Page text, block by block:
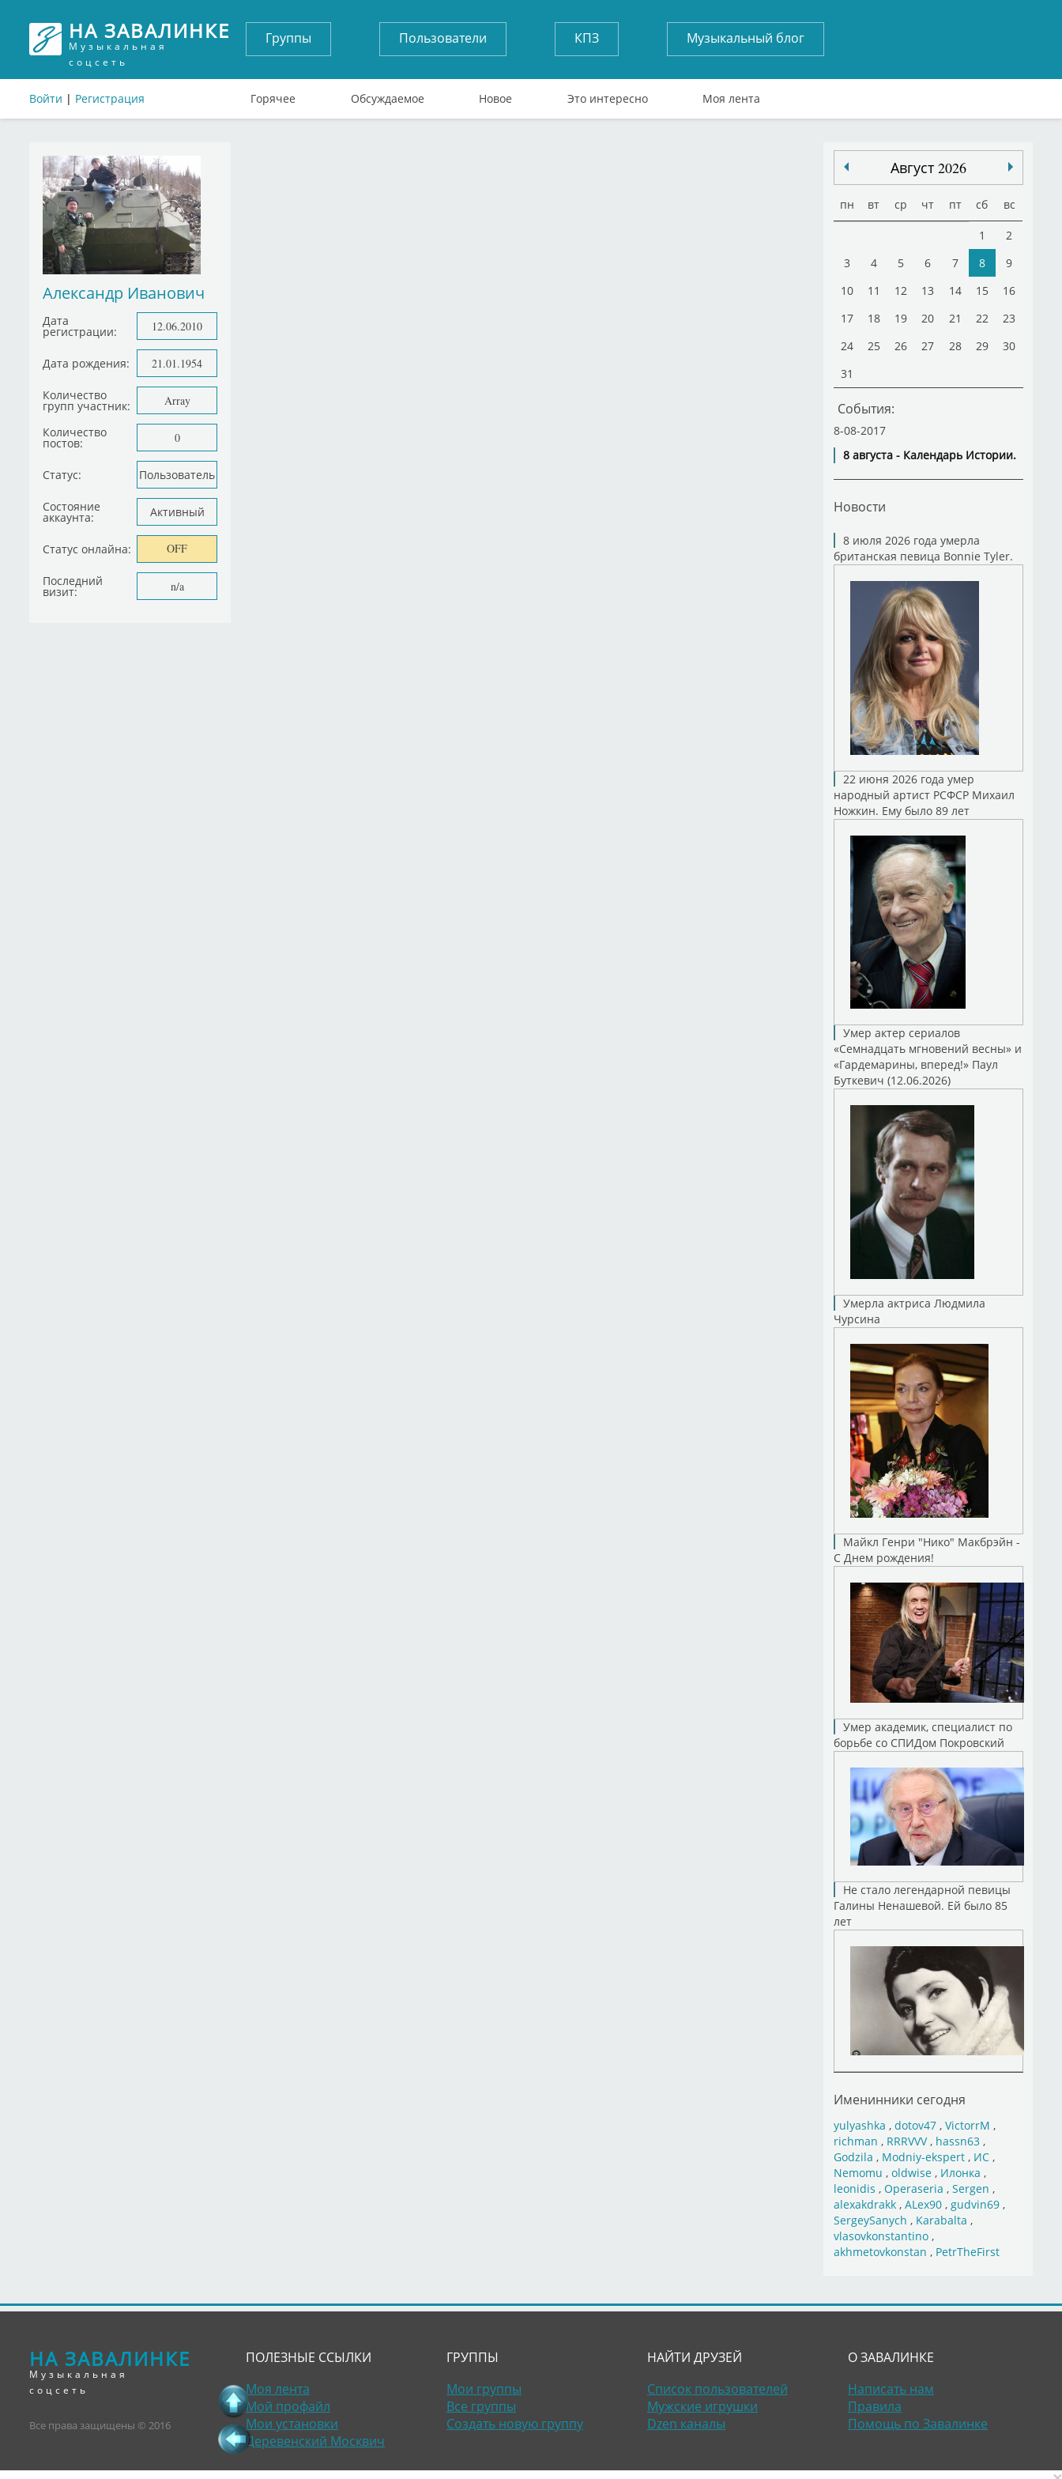
НА ЗАВАЛИНКЕ
Музыкальная
соцсеть
Войти | Регистрация
Группы Пользователи КПЗ Музыкальный блог
Горячее Обсуждаемое Новое Это интересно Моя лента
Александр Иванович
Дата
регистрации: 12.06.2010
Дата рождения: 21.01.1954
Количество
групп участник: Array
Количество
постов: 0
Статус: Пользователь
Состояние
аккаунта: Активный
Статус онлайна: OFF
Последний
визит: n/a
Август 2026
пн вт ср чт пт сб вс
1
2
3
4 5 6 7 8
9
10
11 12 13 14 15
16
17
18 19 20 21 22
23
24
25 26 27 28 29
30
31
События:
8-08-2017
8 августа - Календарь Истории.
Новости
8 июля 2026 года умерла
британская певица Bonnie Tyler.
22 июня 2026 года умер
народный артист РСФСР Михаил
Ножкин. Ему было 89 лет
Умер актер сериалов
«Семнадцать мгновений весны» и
«Гардемарины, вперед!» Паул
Буткевич (12.06.2026)
Умерла актриса Людмила
Чурсина
Майкл Генри "Нико" Макбрэйн -
С Днем рождения!
Умер академик, специалист по
борьбе со СПИДом Покровский
Не стало легендарной певицы
Галины Ненашевой. Ей было 85
лет
Именинники сегодня
yulyashka , dotov47, VictorrM ,
richman , RRRVVV, hassn63,
Godzila , Modniy-ekspert, ИС,
Nemomu , oldwise, Илонка ,
leonidis , Operaseria , Sergen ,
alexakdrakk, ALex90, gudvin69,
SergeySanych , Karabalta ,
vlasovkonstantino,
akhmetovkonstan , PetrTheFirst
НА ЗАВАЛИНКЕ
Музыкальная
соцсеть
Все права защищены © 2016
ПОЛЕЗНЫЕ ССЫЛКИ
Моя лента
Мой профайл
Мои установки
Деревенский Москвич
ГРУППЫ
Мои группы
Все группы
Создать новую группу
НАЙТИ ДРУЗЕЙ
Список пользователей
Мужские игрушки
Dzen каналы
О ЗАВАЛИНКЕ
Написать нам
Правила
Помощь по Завалинке